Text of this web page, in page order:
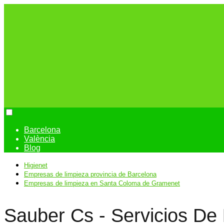
Barcelona
València
Blog
Higienet
Empresas de limpieza provincia de Barcelona
Empresas de limpieza en Santa Coloma de Gramenet
Sauber Cs - Servicios De